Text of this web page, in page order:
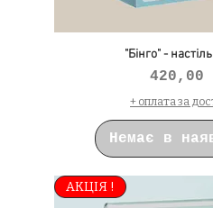
"Бінго" -
Ціна
420,00
+ оплата за
Немає в
АКЦІЯ !